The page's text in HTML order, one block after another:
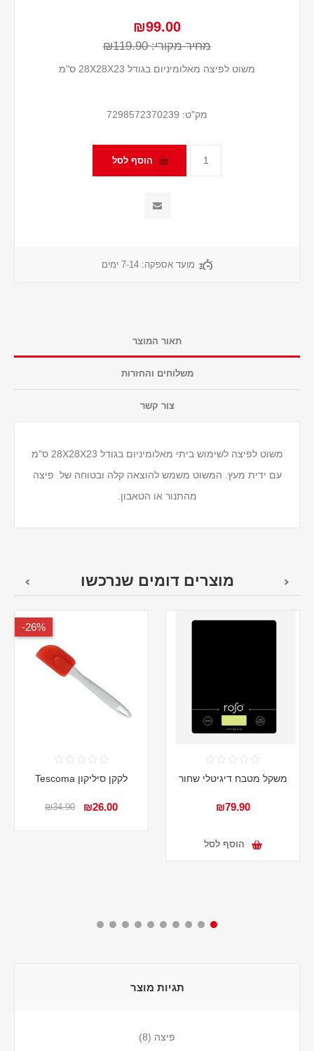
₪99.00
מחיר מקורי: ₪119.90
משוט לפיצה מאלומיניום בגודל 28X28X23 ס"מ
מק"ט: 7298572370239
מועד אספקה: 7-14 ימים
תאור המוצר
משלוחים והחזרות
צור קשר
משוט לפיצה לשימוש ביתי מאלומיניום בגודל 28X28X23 ס"מ
עם ידית מעץ. המשוט משמש להוצאה קלה ובטוחה של פיצה
מהתנור או הטאבון.
מוצרים דומים שנרכשו
משקל מטבח דיגיטלי שחור
₪79.90
הוסף לסל
26%-
לקקן סיליקון Tescoma
₪26.00
₪34.90
תגיות מוצר
פיצה (8)